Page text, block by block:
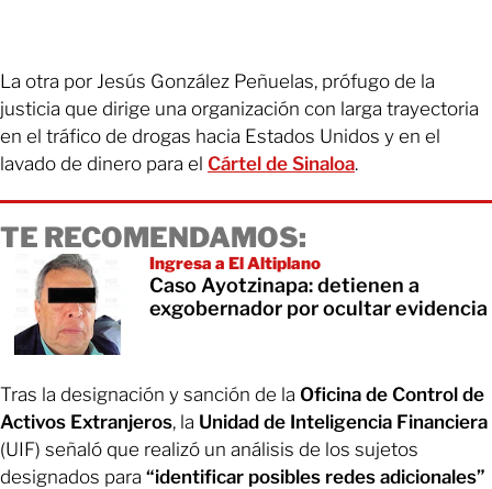
La otra por Jesús González Peñuelas, prófugo de la
justicia que dirige una organización con larga trayectoria
en el tráfico de drogas hacia Estados Unidos y en el
lavado de dinero para el Cártel de Sinaloa.
TE RECOMENDAMOS:
Ingresa a El Altiplano
Caso Ayotzinapa: detienen a
exgobernador por ocultar evidencia
Tras la designación y sanción de la Oficina de Control de
Activos Extranjeros, la Unidad de Inteligencia Financiera
(UIF) señaló que realizó un análisis de los sujetos
designados para “identificar posibles redes adicionales”